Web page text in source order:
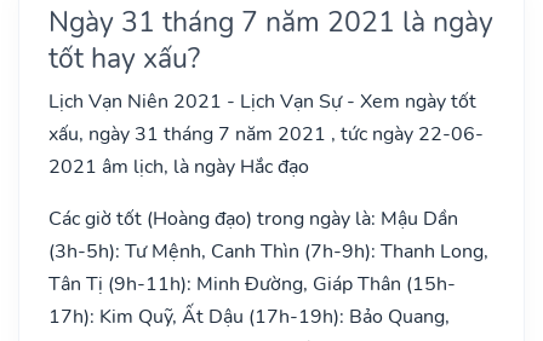
Ngày 31 tháng 7 năm 2021 là ngày
tốt hay xấu?
Lịch Vạn Niên 2021 - Lịch Vạn Sự - Xem ngày tốt
xấu, ngày 31 tháng 7 năm 2021 , tức ngày 22-06-
2021 âm lịch, là ngày Hắc đạo
Các giờ tốt (Hoàng đạo) trong ngày là: Mậu Dần
(3h-5h): Tư Mệnh, Canh Thìn (7h-9h): Thanh Long,
Tân Tị (9h-11h): Minh Đường, Giáp Thân (15h-
17h): Kim Quỹ, Ất Dậu (17h-19h): Bảo Quang,